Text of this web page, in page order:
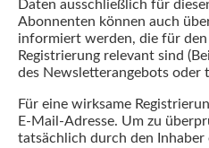
Daten ausschließlich für
Abonnenten können auch
informiert werden, die für
Registrierung relevant sind
des Newsletterangebots oder
Für eine wirksame
E-Mail-Adresse. Um zu
tatsächlich durch den Inhaber